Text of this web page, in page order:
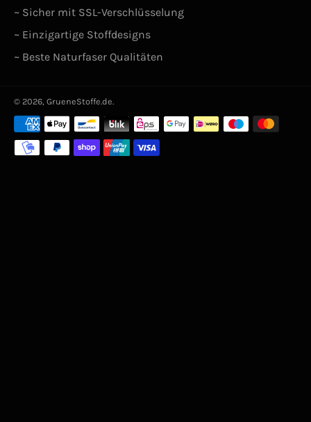
~ Sicher mit SSL-Verschlüsselung
~ Einzigartige Stoffdesigns
~ Beste Naturfaser Qualitäten
© 2026, GrueneStoffe.de.
Zahlungsarten